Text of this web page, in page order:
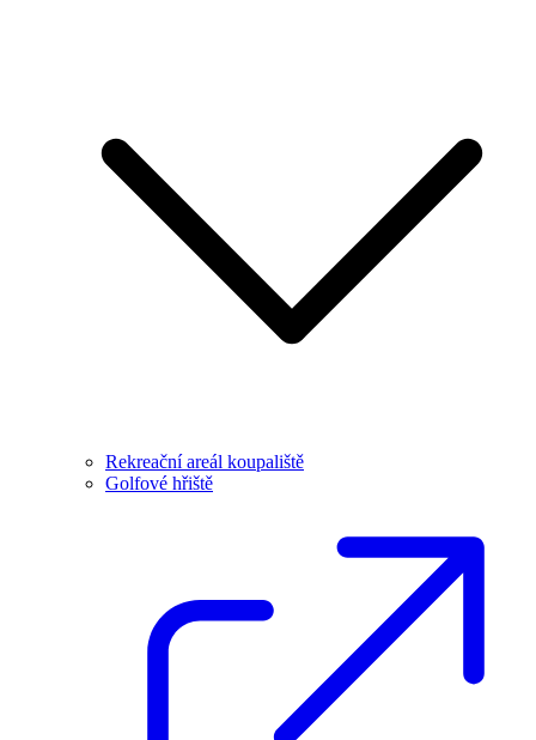
Rekreační areál koupaliště
Golfové hřiště